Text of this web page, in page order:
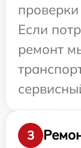
Если
ремонт
3